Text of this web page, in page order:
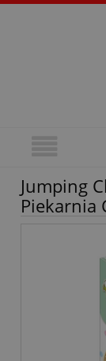
Jumping
Piekarnia